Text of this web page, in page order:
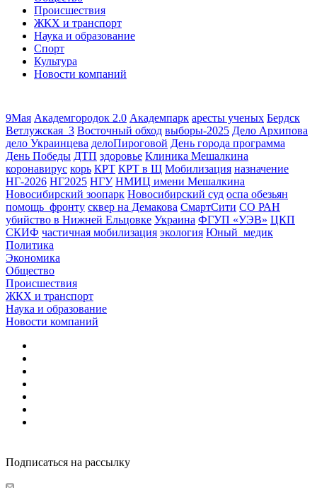
Происшествия
ЖКХ и транспорт
Наука и образование
Спорт
Культура
Новости компаний
9Мая Академгородок 2.0 Академпарк аресты ученых Бердск
Ветлужская_3 Восточный обход выборы-2025 Дело Архипова
дело Украинцева делоПироговой День города программа
День Победы ДТП здоровье Клиника Мешалкина
коронавирус корь КРТ КРТ в Щ Мобилизация назначение
НГ-2026 НГ2025 НГУ НМИЦ имени Мешалкина
Новосибирский зоопарк Новосибирский суд оспа обезьян
помощь_фронту сквер на Демакова СмартСити СО РАН
убийство в Нижней Ельцовке Украина ФГУП «УЭВ» ЦКП
СКИФ частичная мобилизация экология Юный_медик
Политика
Экономика
Общество
Происшествия
ЖКХ и транспорт
Наука и образование
Новости компаний
Подписаться на рассылку